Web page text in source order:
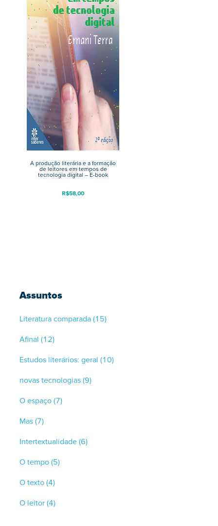
Assuntos
Literatura comparada(15)
Afinal (12)
Estudos literários: geral (10)
novas tecnologias(9)
O espaço(7)
Mas(7)
Intertextualidade(6)
O tempo(5)
O texto(4)
O leitor(4)
A produção literária e a formação
de leitores em tempos de
tecnologia digital – E-book
R$58,00